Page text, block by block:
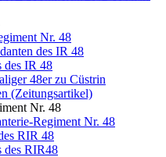
Nr. 48
des IR 48
des IR 48
48er zu Cüstrin
(Zeitungsartikel)
Nr. 48
Regiment Nr. 48
RIR 48
des RIR48